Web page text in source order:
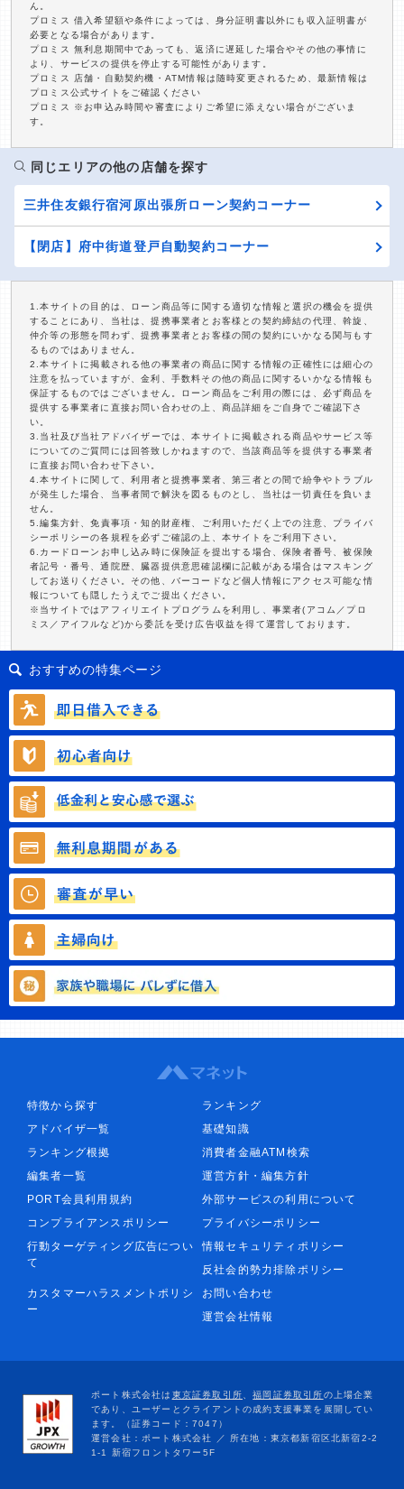
ん。
プロミス 借入希望額や条件によっては、身分証明書以外にも収入証明書が
必要となる場合があります。
プロミス 無利息期間中であっても、返済に遅延した場合やその他の事情に
より、サービスの提供を停止する可能性があります。
プロミス 店舗・自動契約機・ATM情報は随時変更されるため、最新情報は
プロミス公式サイトをご確認ください
プロミス ※お申込み時間や審査によりご希望に添えない場合がございま
す。
同じエリアの他の店舗を探す
三井住友銀行宿河原出張所ローン契約コーナー
【閉店】府中街道登戸自動契約コーナー
1.本サイトの目的は、ローン商品等に関する適切な情報と選択の機会を提供
することにあり、当社は、提携事業者とお客様との契約締結の代理、斡旋、
仲介等の形態を問わず、提携事業者とお客様の間の契約にいかなる関与もす
るものではありません。
2.本サイトに掲載される他の事業者の商品に関する情報の正確性には細心の
注意を払っていますが、金利、手数料その他の商品に関するいかなる情報も
保証するものではございません。ローン商品をご利用の際には、必ず商品を
提供する事業者に直接お問い合わせの上、商品詳細をご自身でご確認下さ
い。
3.当社及び当社アドバイザーでは、本サイトに掲載される商品やサービス等
についてのご質問には回答致しかねますので、当該商品等を提供する事業者
に直接お問い合わせ下さい。
4.本サイトに関して、利用者と提携事業者、第三者との間で紛争やトラブル
が発生した場合、当事者間で解決を図るものとし、当社は一切責任を負いま
せん。
5.編集方針、免責事項・知的財産権、ご利用いただく上での注意、プライバ
シーポリシーの各規程を必ずご確認の上、本サイトをご利用下さい。
6.カードローンお申し込み時に保険証を提出する場合、保険者番号、被保険
者記号・番号、通院歴、臓器提供意思確認欄に記載がある場合はマスキング
してお送りください。その他、バーコードなど個人情報にアクセス可能な情
報についても隠したうえでご提出ください。
※当サイトではアフィリエイトプログラムを利用し、事業者(アコム／プロ
ミス／アイフルなど)から委託を受け広告収益を得て運営しております。
おすすめの特集ページ
特徴から探す
ランキング
アドバイザ一覧
基礎知識
ランキング根拠
消費者金融ATM検索
編集者一覧
運営方針・編集方針
PORT会員利用規約
外部サービスの利用について
コンプライアンスポリシー
プライバシーポリシー
行動ターゲティング広告につい
て
情報セキュリティポリシー
反社会的勢力排除ポリシー
カスタマーハラスメントポリシ
ー
お問い合わせ
運営会社情報